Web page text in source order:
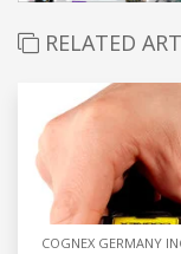
RELATED
COGNEX GERMANY